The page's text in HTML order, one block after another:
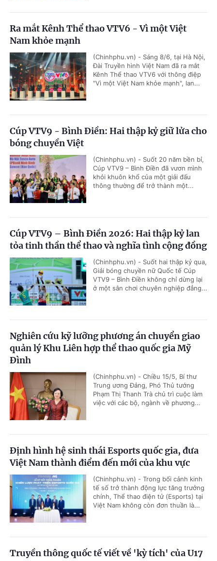
Ra mắt Kênh Thể thao VTV6 - Vì một Việt
Nam khỏe mạnh
(Chinhphu.vn) - Sáng 8/6, tại Hà Nội,
Đài Truyền hình Việt Nam đã ra mắt
Kênh Thể thao VTV6 với thông điệp
"Vì một Việt Nam khỏe mạnh", lan...
Cúp VTV9 - Bình Điền: Hai thập kỷ giữ lửa cho
bóng chuyền Việt
(Chinhphu.vn) - Suốt 20 năm bền bỉ,
Cúp VTV9 – Bình Điền đã vươn mình
khỏi khuôn khổ của một giải đấu
thông thường để trở thành một...
Cúp VTV9 – Bình Điền 2026: Hai thập kỷ lan
tỏa tinh thần thể thao và nghĩa tình cộng đồng
(Chinhphu.vn) - Suốt hai thập kỷ qua,
Giải bóng chuyền nữ Quốc tế Cúp
VTV9 – Bình Điền không chỉ dừng lại
ở một sân chơi chuyên nghiệp đẳng...
Nghiên cứu kỹ lưỡng phương án chuyển giao
quản lý Khu Liên hợp thể thao quốc gia Mỹ
Đình
(Chinhphu.vn) - Chiều 15/5, Bí thư
Trung ương Đảng, Phó Thủ tướng
Phạm Thị Thanh Trà chủ trì cuộc làm
việc với các bộ, ngành về phương...
Định hình hệ sinh thái Esports quốc gia, đưa
Việt Nam thành điểm đến mới của khu vực
(Chinhphu.vn) - Trong bối cảnh kinh
tế số trở thành động lực tăng trưởng
chính, Thể thao điện tử (Esports) tại
Việt Nam không còn đơn thuần là...
Truyền thông quốc tế viết về 'kỳ tích' của U17